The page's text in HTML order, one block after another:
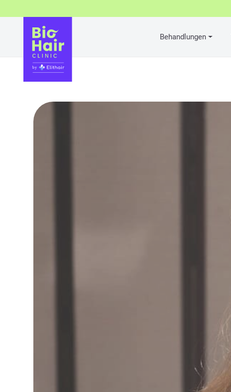
Behandlungen